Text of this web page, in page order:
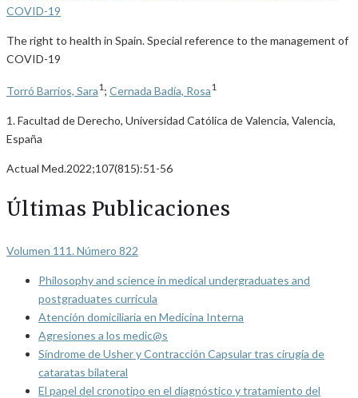
COVID-19
The right to health in Spain. Special reference to the management of
COVID-19
Torró Barrios, Sara1 ; Cernada Badía, Rosa1
1. Facultad de Derecho, Universidad Católica de Valencia, Valencia,
España
Actual Med.2022;107(815):51-56
Últimas Publicaciones
Volumen 111. Número 822
Philosophy and science in medical undergraduates and
postgraduates curricula
Atención domiciliaria en Medicina Interna
Agresiones a los medic@s
Síndrome de Usher y Contracción Capsular tras cirugía de
cataratas bilateral
El papel del cronotipo en el diagnóstico y tratamiento del